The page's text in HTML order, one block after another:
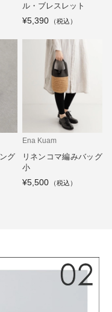
ル・ブレスレット
¥5,390
グ
Ena Kuam
リネンコマ編みバッグ
小
¥5,500